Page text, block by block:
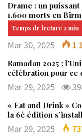
Drame : un
1.600 morts en
Mar 30, 2025 1
Ramadan 2025 :
célébration pour ce
Mar 29, 2025
« Eat and Drink »
la 6è édition
Mar 29, 2025